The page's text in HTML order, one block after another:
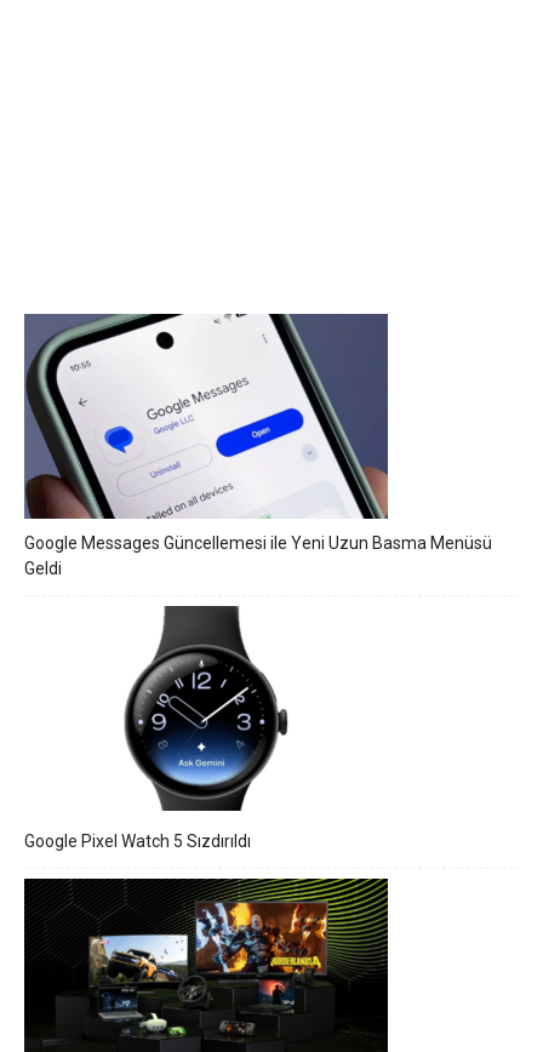
Google Messages Güncellemesi ile Yeni Uzun Basma Menüsü
Geldi
Google Pixel Watch 5 Sızdırıldı